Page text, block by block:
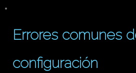
Errores comunes
configuración